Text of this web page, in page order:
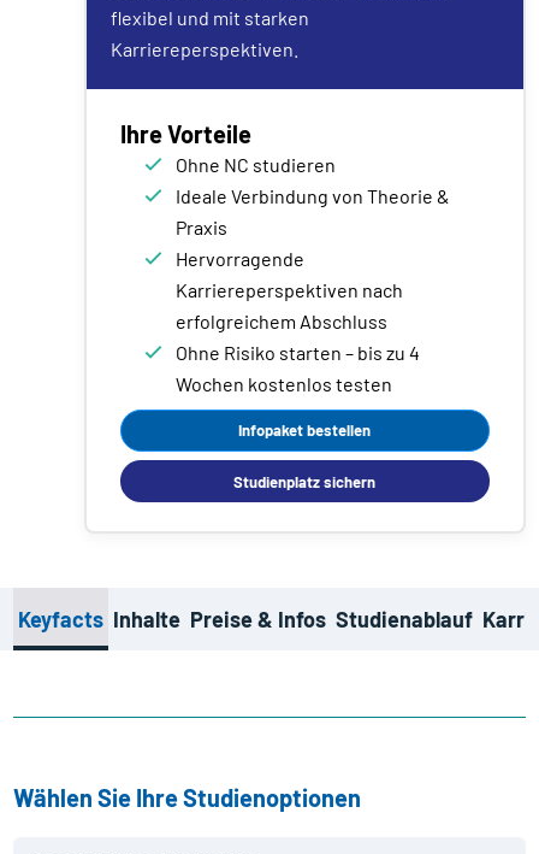
flexibel und mit starken
Karriereperspektiven.
Ihre Vorteile
Ohne NC studieren
Ideale Verbindung von Theorie &
Praxis
Hervorragende
Karriereperspektiven nach
erfolgreichem Abschluss
Ohne Risiko starten – bis zu 4
Wochen kostenlos testen
Infopaket bestellen
Studienplatz sichern
Keyfacts Inhalte Preise & Infos Studienablauf
Wählen Sie Ihre Studienoptionen